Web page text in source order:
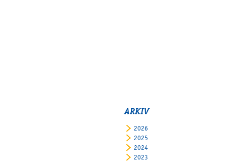
ARKIV
2026
2025
2024
2023